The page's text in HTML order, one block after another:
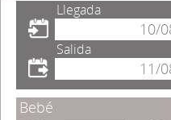
Llegada
Salida
Bebé